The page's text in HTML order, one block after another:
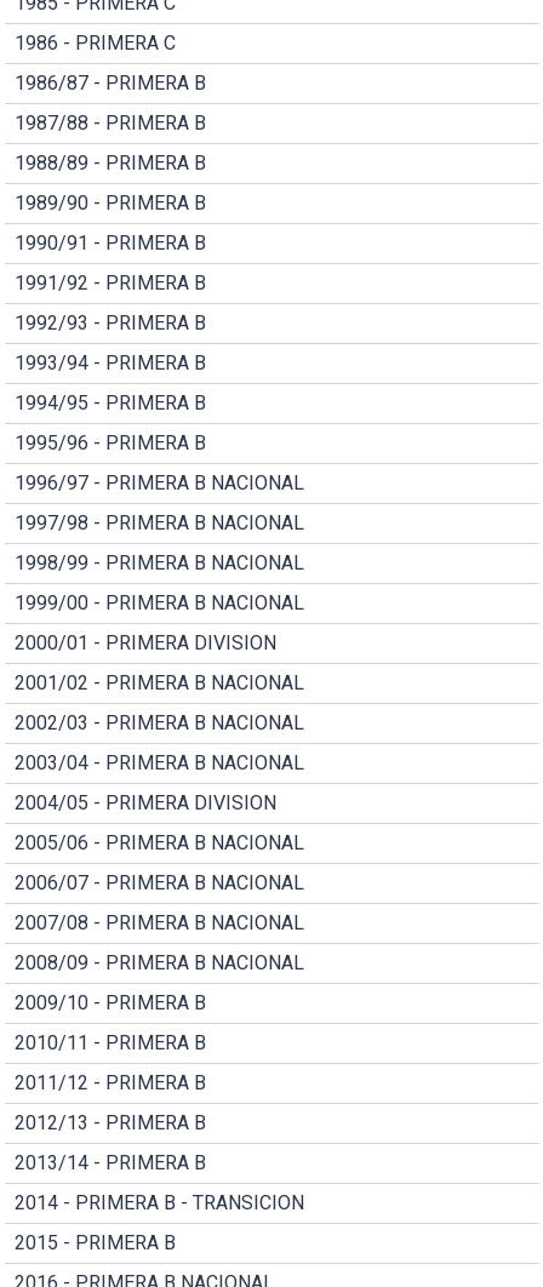
1986 - PRIMERA C
1986/87 - PRIMERA B
1987/88 - PRIMERA B
1988/89 - PRIMERA B
1989/90 - PRIMERA B
1990/91 - PRIMERA B
1991/92 - PRIMERA B
1992/93 - PRIMERA B
1993/94 - PRIMERA B
1994/95 - PRIMERA B
1995/96 - PRIMERA B
1996/97 - PRIMERA B NACIONAL
1997/98 - PRIMERA B NACIONAL
1998/99 - PRIMERA B NACIONAL
1999/00 - PRIMERA B NACIONAL
2000/01 - PRIMERA DIVISION
2001/02 - PRIMERA B NACIONAL
2002/03 - PRIMERA B NACIONAL
2003/04 - PRIMERA B NACIONAL
2004/05 - PRIMERA DIVISION
2005/06 - PRIMERA B NACIONAL
2006/07 - PRIMERA B NACIONAL
2007/08 - PRIMERA B NACIONAL
2008/09 - PRIMERA B NACIONAL
2009/10 - PRIMERA B
2010/11 - PRIMERA B
2011/12 - PRIMERA B
2012/13 - PRIMERA B
2013/14 - PRIMERA B
2014 - PRIMERA B - TRANSICION
2015 - PRIMERA B